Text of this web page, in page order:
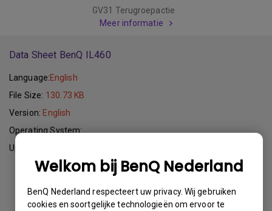
Welkom bij BenQ Nederland
BenQ Nederland respecteert uw privacy. Wij gebruiken
cookies en soortgelijke technologieën om ervoor te
GV31 Terugroepactie
Meer informatie
Data Sheet BenQ IL460
Language:English
File Size: 130.73 KB
Version: English
Operating System:
Update: